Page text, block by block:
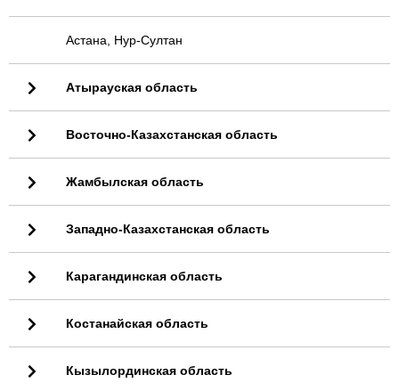
Астана, Нур-Султан
Атырауская область
Восточно-Казахстанская область
Жамбылская область
Западно-Казахстанская область
Карагандинская область
Костанайская область
Кызылординская область